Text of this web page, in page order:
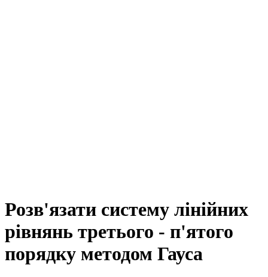
Розв'язати систему лінійних
рівнянь третього - п'ятого
порядку методом Гауса